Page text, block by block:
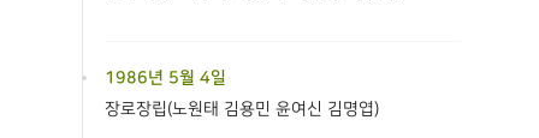
1986년 5월 4일
장로장립(노원태 김용민 윤여신 김명엽)